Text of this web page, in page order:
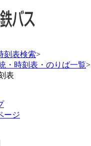
刻表検索>
・時刻表・のりば一覧>
表
ージ